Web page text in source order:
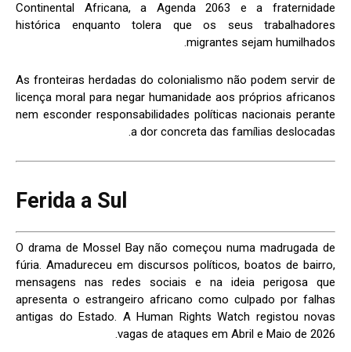
Continental Africana, a Agenda 2063 e a fraternidade
histórica enquanto tolera que os seus trabalhadores
migrantes sejam humilhados.
As fronteiras herdadas do colonialismo não podem servir de
licença moral para negar humanidade aos próprios africanos
nem esconder responsabilidades políticas nacionais perante
a dor concreta das famílias deslocadas.
Ferida a Sul
O drama de Mossel Bay não começou numa madrugada de
fúria. Amadureceu em discursos políticos, boatos de bairro,
mensagens nas redes sociais e na ideia perigosa que
apresenta o estrangeiro africano como culpado por falhas
antigas do Estado. A Human Rights Watch registou novas
vagas de ataques em Abril e Maio de 2026.